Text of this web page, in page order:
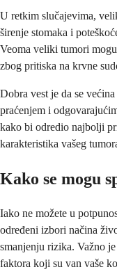
U retkim slučajevima,
širenje stomaka i
Veoma veliki tumori
zbog pritiska na krvne
Dobra vest je da se
praćenjem i
kako bi odredio najbolji
karakteristika vašeg
Kako se mogu
Iako ne možete u
određeni izbori načina
smanjenju rizika. Važno
faktora koji su van vaše